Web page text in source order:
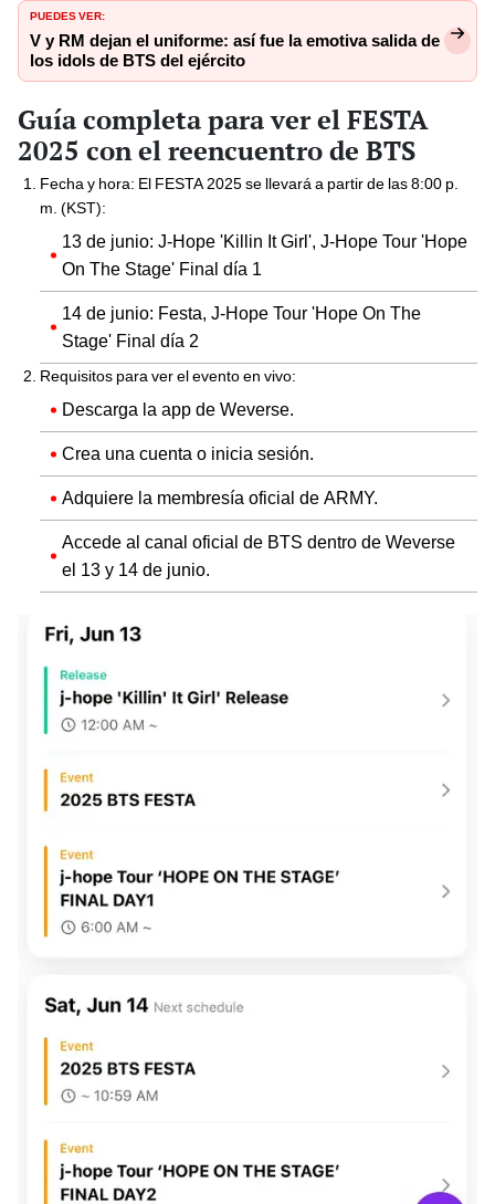
PUEDES VER:
V y RM dejan el uniforme: así fue la emotiva salida de
los idols de BTS del ejército
Guía completa para ver el FESTA
2025 con el reencuentro de BTS
Fecha y hora: El FESTA 2025 se llevará a partir de las 8:00 p.
m. (KST):
13 de junio: J-Hope 'Killin It Girl', J-Hope Tour 'Hope
On The Stage' Final día 1
14 de junio: Festa, J-Hope Tour 'Hope On The
Stage' Final día 2
Requisitos para ver el evento en vivo:
Descarga la app de Weverse.
Crea una cuenta o inicia sesión.
Adquiere la membresía oficial de ARMY.
Accede al canal oficial de BTS dentro de Weverse
el 13 y 14 de junio.